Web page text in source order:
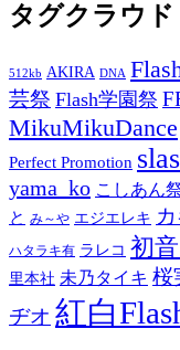
タグクラウド
512kb AKIRA DNA
芸祭 Flash学園祭
MikuMikuDance
Perfect Promotion
yama_ko こしあん
と み～や エジエレキ
ハタラキ有 ラレコ 初
里本社 未乃タイキ 桜
ヂオ 紅白